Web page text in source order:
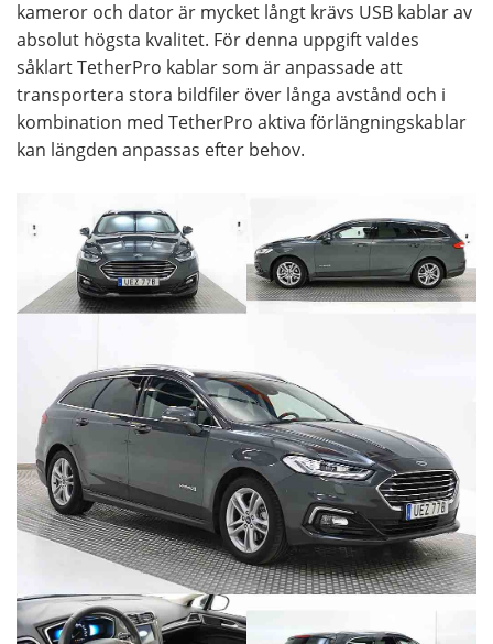
kameror och dator är mycket långt krävs USB kablar av
absolut högsta kvalitet. För denna uppgift valdes
såklart TetherPro kablar som är anpassade att
transportera stora bildfiler över långa avstånd och i
kombination med TetherPro aktiva förlängningskablar
kan längden anpassas efter behov.